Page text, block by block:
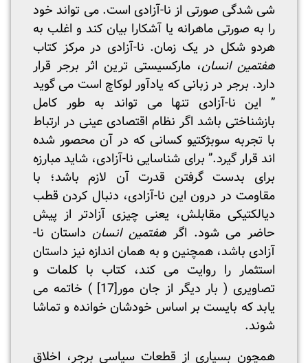
شی شدگی صورتی از نا-آزادی است. می تواند خود
را به صورتی ماهرانه یا آشکارا بیان کند و اغلب به
هردو شکل در یک زمان. نا-آزادی در مرکز کتاب
هفتمین انسان، مارکسیستی ترین اثر برجر قرار
دارد. برجر در زبانی که یادآور لوکاچ است می گوید
” این نا-آزادی تنها می تواند به طور کامل
بازشناختی باشد اگر نظام اقتصادی عینی در ارتباط
با تجربه سوبژکتیو کسانی که در آن محصور شده
اند قرار گیرد.” برای شناسایی نا-آزادی، شاید مبارزه
برای بدست گرفتن قدرت آن لازم باشد؛ با
مقاومت در درون این نا-آزادی، دنبال کردن قطب
دیالکتیکی مقابلش، یعنی چیزی آزادتر از پیش
حاضر می شود. اگر هفتمین انسانداستان نا-
آزادی باشد، همچنین و به همان اندازه نیز داستان
استثمار را روایت می کند، کتاب با کلمات و
تصاویری ( بار دیگر از جان مور[17]
) خاتمه می
یابد که بایست بر اساس خودشان خوانده و تماشا
شوند.
همچون بسیاری از قطعات سیاسی برجر، اخلاق